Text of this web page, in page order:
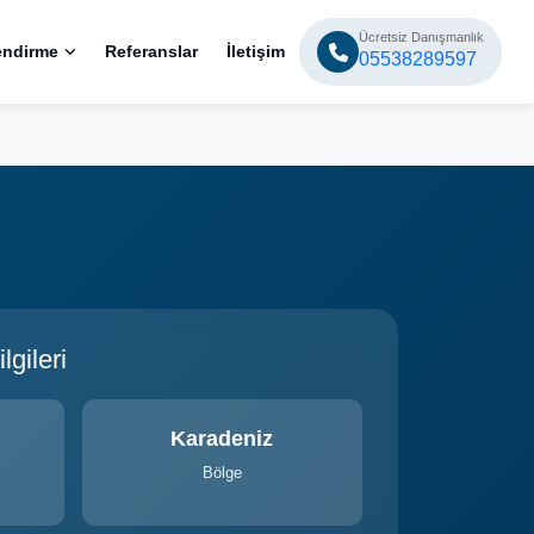
Referanslar İletişim
Ücretsiz Danışmanlık
05538289597
Karadeniz
Bölge